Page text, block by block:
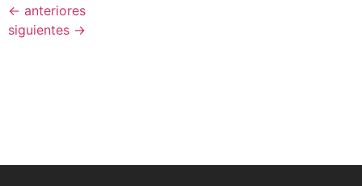
← anteriores
siguientes →